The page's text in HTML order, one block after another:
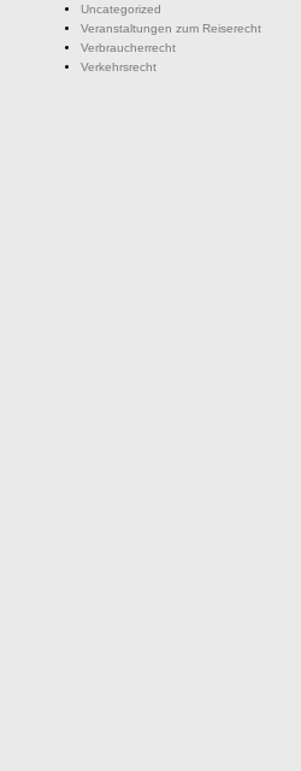
Uncategorized
Veranstaltungen zum Reiserecht
Verbraucherrecht
Verkehrsrecht